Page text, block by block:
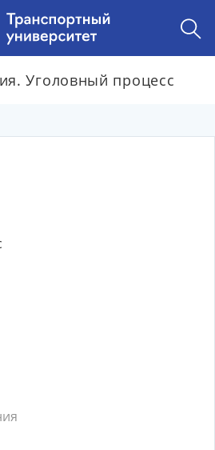
Уголовный процесс